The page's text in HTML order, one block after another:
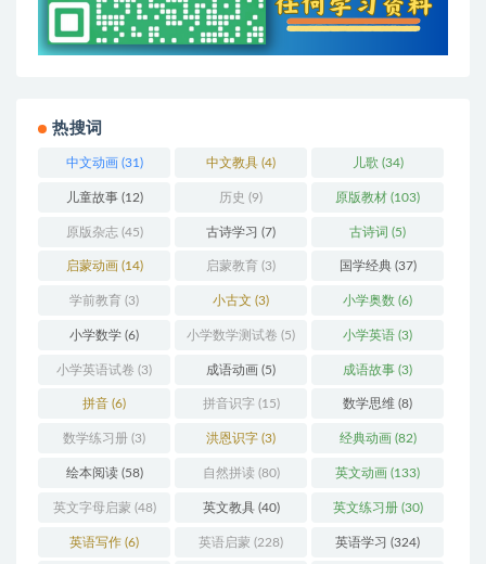
热搜词
中文动画(31) 中文教具 (4) 儿歌 (34)
儿童故事(12) 历史 (9) 原版教材 (103)
原版杂志(45) 古诗学习 (7) 古诗词 (5)
启蒙动画 (14) 启蒙教育 (3) 国学经典(37)
学前教育 (3) 小古文 (3) 小学奥数 (6)
小学数学 (6) 小学数学测试卷 (5) 小学英语 (3)
小学英语试卷 (3) 成语动画 (5) 成语故事 (3)
拼音 (6) 拼音识字 (15) 数学思维 (8)
数学练习册 (3) 洪恩识字 (3) 经典动画 (82)
绘本阅读(58) 自然拼读 (80) 英文动画 (133)
英文字母启蒙(48) 英文教具(40) 英文练习册(30)
英语写作 (6) 英语启蒙 (228) 英语学习 (324)